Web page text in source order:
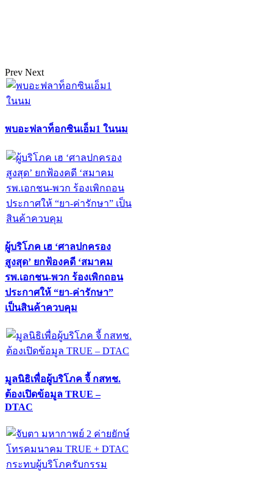
Prev Next
พบอะฟลาท็อกซินเอ็ม1 ในนม
ผู้บริโภค เฮ ‘ศาลปกครอง
สูงสุด’ ยกฟ้องคดี ‘สมาคม
รพ.เอกชน-พวก ร้องเพิกถอน
ประกาศให้ “ยา-ค่ารักษา”
เป็นสินค้าควบคุม
มูลนิธิเพื่อผู้บริโภค จี้ กสทช.
ต้องเปิดข้อมูล TRUE –
DTAC